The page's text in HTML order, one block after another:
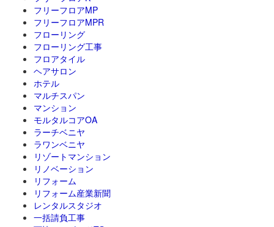
フリーフロアMP
フリーフロアMPR
フローリング
フローリング工事
フロアタイル
ヘアサロン
ホテル
マルチスパン
マンション
モルタルコアOA
ラーチベニヤ
ラワンベニヤ
リゾートマンション
リノベーション
リフォーム
リフォーム産業新聞
レンタルスタジオ
一括請負工事